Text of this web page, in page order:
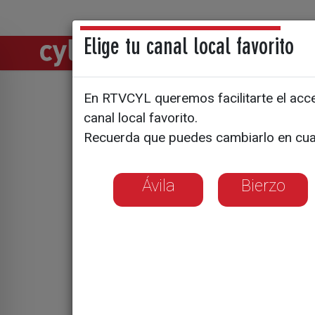
Directos
El IV
primera
Se celebró
Stableford
Elige tu canal local favorito
En RTVCYL queremos facilitarte el
canal local favorito.
Recuerda que puedes cambiarlo en
Ávila Bierzo